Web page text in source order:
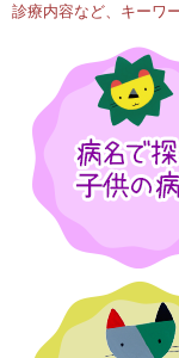
診療内容など、キーワ